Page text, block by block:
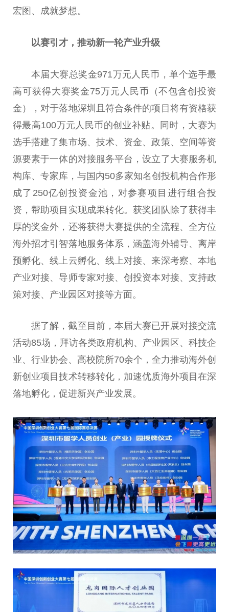
宏图、成就梦想。
以赛引才，推动新一轮产业升级
本届大赛总奖金971万元人民币，单个选手最
高可获得大赛奖金75万元人民币（不包含创投资
金），对于落地深圳且符合条件的项目将有资格获
得最高100万元人民币的创业补贴。同时，大赛为
选手搭建了集市场、技术、资金、政策、空间等资
源要素于一体的对接服务平台，设立了大赛服务机
构库、专家库，与国内50多家知名创投机构合作形
成了250亿创投资金池，对参赛项目进行组合投
资，帮助项目实现成果转化。获奖团队除了获得丰
厚的奖金外，还将获得大赛提供的全流程、全方位
海外招才引智落地服务体系，涵盖海外辅导、离岸
预孵化、线上云孵化、线上对接、来深考察、本地
产业对接、导师专家对接、创投资本对接、支持政
策对接、产业园区对接等方面。
据了解，截至目前，本届大赛已开展对接交流
活动85场，拜访各类政府机构、产业园区、科技企
业、行业协会、高校院所70余个，全力推动海外创
新创业项目技术转移转化，加速优质海外项目在深
落地孵化，促进新兴产业发展。